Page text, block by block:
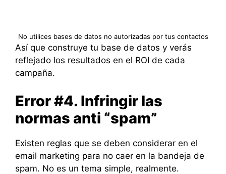
No utilices bases de datos no autorizadas por tus contactos
Así que construye tu base de datos y verás
reflejado los resultados en el ROI de cada
campaña.
Error #4. Infringir las
normas anti “spam”
Existen reglas que se deben considerar en el
email marketing para no caer en la bandeja de
spam. No es un tema simple, realmente.